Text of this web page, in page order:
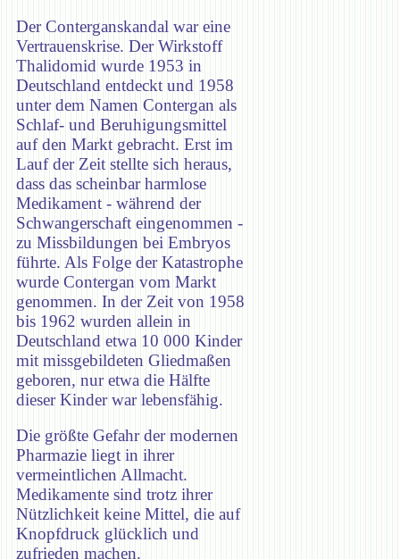
Der Conterganskandal war eine
Vertrauenskrise. Der Wirkstoff
Thalidomid wurde 1953 in
Deutschland entdeckt und 1958
unter dem Namen Contergan als
Schlaf- und Beruhigungsmittel
auf den Markt gebracht. Erst im
Lauf der Zeit stellte sich heraus,
dass das scheinbar harmlose
Medikament - während der
Schwangerschaft eingenommen -
zu Missbildungen bei Embryos
führte. Als Folge der Katastrophe
wurde Contergan vom Markt
genommen. In der Zeit von 1958
bis 1962 wurden allein in
Deutschland etwa 10 000 Kinder
mit missgebildeten Gliedmaßen
geboren, nur etwa die Hälfte
dieser Kinder war lebensfähig.
Die größte Gefahr der modernen
Pharmazie liegt in ihrer
vermeintlichen Allmacht.
Medikamente sind trotz ihrer
Nützlichkeit keine Mittel, die auf
Knopfdruck glücklich und
zufrieden machen.